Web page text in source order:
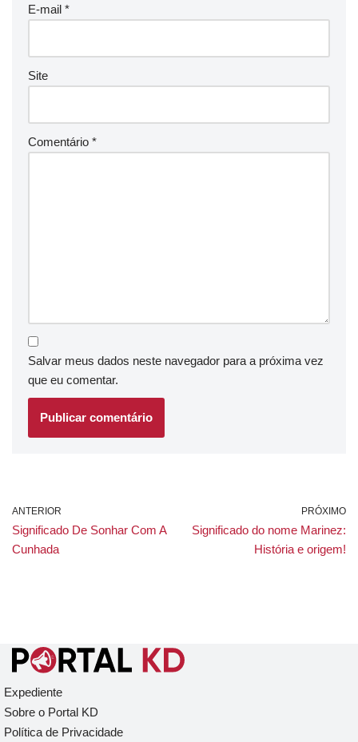
E-mail *
Site
Comentário *
Salvar meus dados neste navegador para a próxima vez
que eu comentar.
ANTERIOR
Significado De Sonhar Com A
Cunhada
PRÓXIMO
Significado do nome Marinez:
História e origem!
Expediente
Sobre o Portal KD
Política de Privacidade